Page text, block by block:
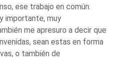
ese trabajo en común.
importante, muy
me apresuro a decir que
sean estas en forma
o también de